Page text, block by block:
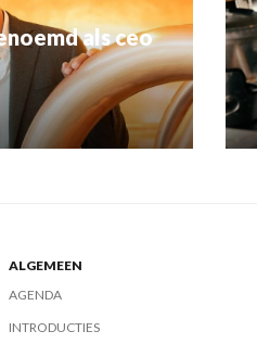
als ceo
ALGEMEEN
AGENDA
INTRODUCTIES